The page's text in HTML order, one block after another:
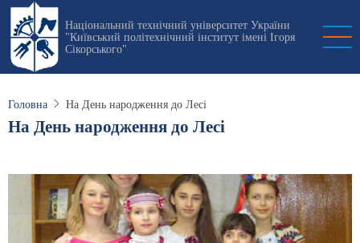
Перейти
основного
вмісту
Національний технічний університет України
"Київський політехнічний інститут імені Ігоря
Сікорського"
Головна На День народження до Лесі
На День народження до Лесі